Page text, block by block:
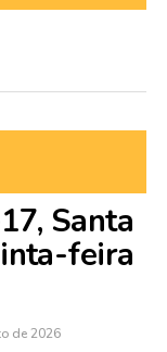
Santa
feira
de 2026